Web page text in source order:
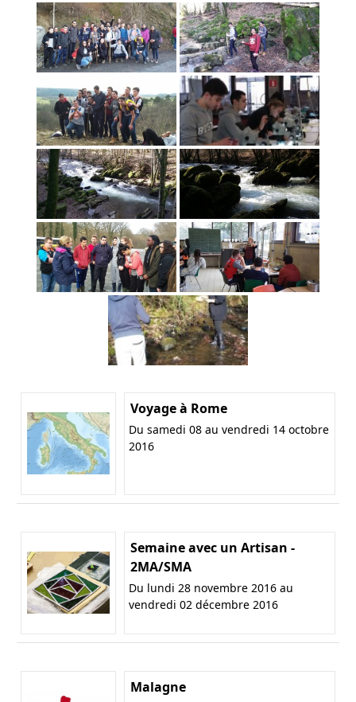
Voyage à Rome
Du samedi 08 au vendredi 14 octobre
2016
Semaine avec un Artisan -
2MA/SMA
Du lundi 28 novembre 2016 au
vendredi 02 décembre 2016
Malagne